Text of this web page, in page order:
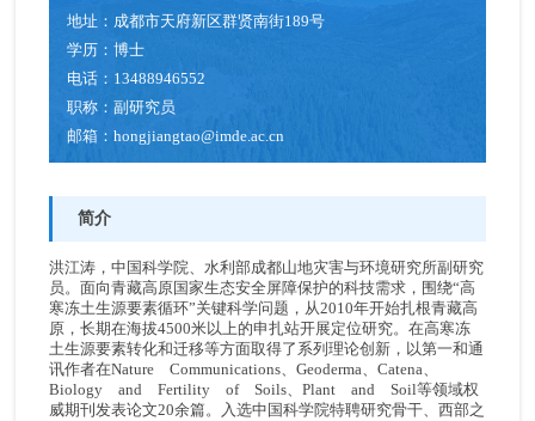
地址： 成都市天府新区群贤南街189号
学历：博士
电话： 13488946552
职称：副研究员
邮箱：hongjiangtao@imde.ac.cn
简介
洪江涛，中国科学院、水利部成都山地灾害与环境研究所副研究
员。面向青藏高原国家生态安全屏障保护的科技需求，围绕“高
寒冻土生源要素循环”关键科学问题，从2010年开始扎根青藏高
原，长期在海拔4500米以上的申扎站开展定位研究。在高寒冻
土生源要素转化和迁移等方面取得了系列理论创新，以第一和通
讯作者在Nature Communications、Geoderma、Catena、
Biology and Fertility of Soils、Plant and Soil等领域权
威期刊发表论文20余篇。入选中国科学院特聘研究骨干、西部之